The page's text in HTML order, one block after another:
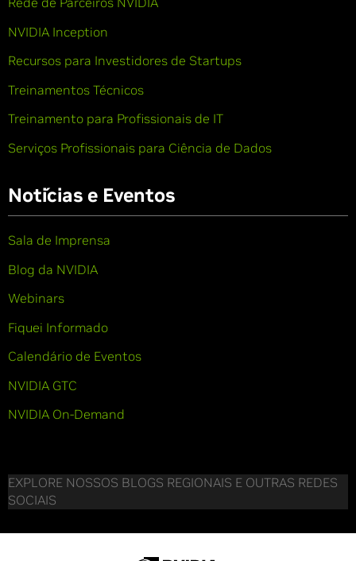
NVIDIA Inception
Recursos para Investidores de Startups
Treinamentos Técnicos
Treinamento para Profissionais de IT
Serviços Profissionais para Ciência de Dados
Notícias e Eventos
Sala de Imprensa
Blog da NVIDIA
Webinars
Fiquei Informado
Calendário de Eventos
NVIDIA GTC
NVIDIA On-Demand
EXPLORE NOSSOS BLOGS REGIONAIS E OUTRAS REDES
SOCIAIS